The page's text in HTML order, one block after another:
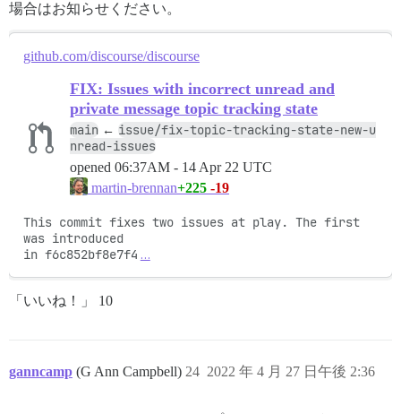
場合はお知らせください。
github.com/discourse/discourse
FIX: Issues with incorrect unread and
private message topic tracking state
main ← issue/fix-topic-tracking-state-new-u
nread-issues
opened 06:37AM - 14 Apr 22 UTC
martin-brennan+225 -19
This commit fixes two issues at play. The first
was introduced
in f6c852bf8e7f4 …
「いいね！」 10
ganncamp (G Ann Campbell) 2022 年 4 月 27 日午後 2:36
24